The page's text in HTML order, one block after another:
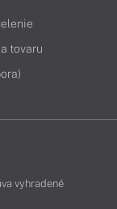
tovaru
vyhradené